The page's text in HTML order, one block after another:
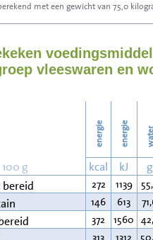
met een gewicht van 75,0
vleeswaren en
energie energie water
g kcal kJ g
bereid
272 1139
146 613
372 1560
313 1312